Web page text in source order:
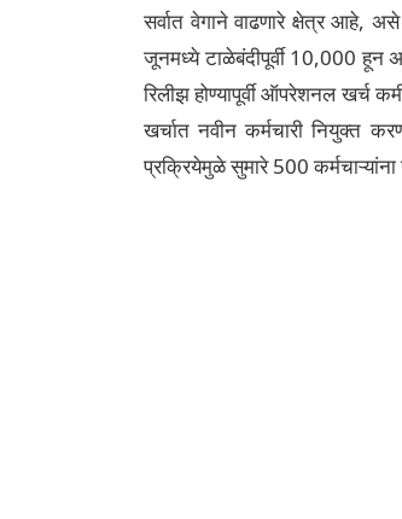
सर्वात वेगाने वाढणारे क्षेत्र आहे,
जूनमध्ये टाळेबंदीपूर्वी 10,000
रिलीझ होण्यापूर्वी ऑपरेशनल खर्च
खर्चात नवीन कर्मचारी नियुक्त
प्रक्रियेमुळे सुमारे 500